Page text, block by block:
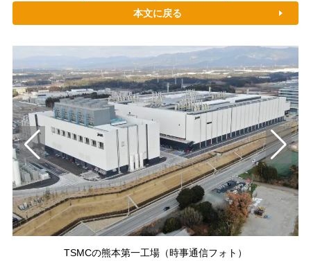
本文に戻る
TSMCの熊本第一工場（時事通信フォト）